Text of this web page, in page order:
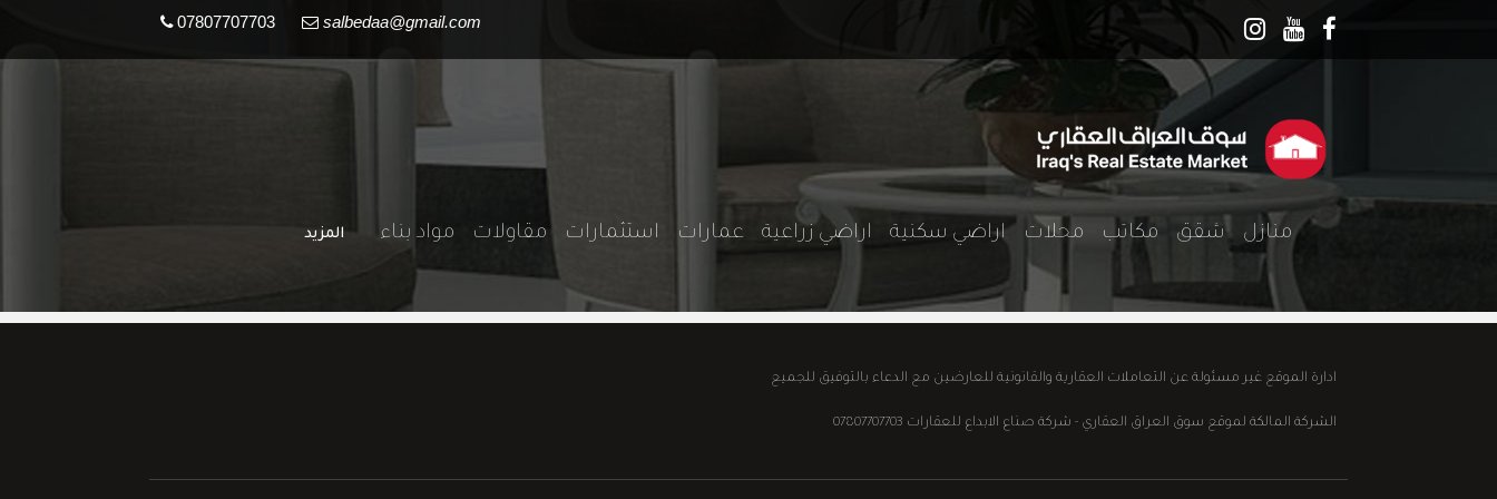
07807707703 salbedaa@gmail.com
منازلشقق مكاتب محلاتاراضي سكنية اراضي زراعيةعمارات استثمارات مقاولات مواد بناء المزيد
ادارة الموقع غير مسئولة عن التعاملات العقارية والقانونية للعارضين مع الدعاء بالتوفيق للجميع
الشركة المالكة لموقع سوق العراق العقاري - شركة صناع الابداع للعقارات 07807707703